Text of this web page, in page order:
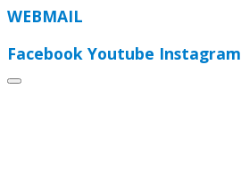
WEBMAIL
Facebook Youtube Instagram